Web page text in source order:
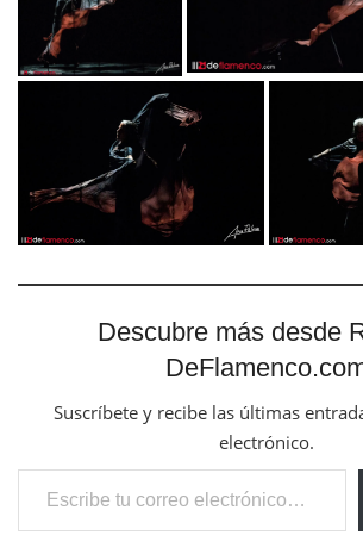
Descubre más desde
Suscríbete y recibe las últimas
electrónico.
Escribe tu correo electrónico…